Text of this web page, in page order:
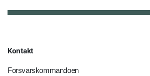
Kontakt
Forsvarskommandoen